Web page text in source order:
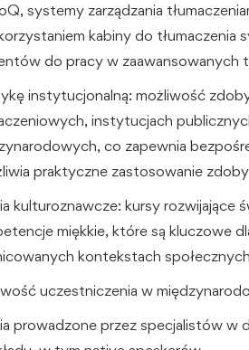
systemy zarządzania
kabiny do
do pracy w zaawansowanych
instytucjonalną: możliwość
instytucjach
co zapewnia
praktyczne zastosowanie
kulturoznawcze: kursy rozwijające
miękkie, które są kluczowe
kontekstach
uczestniczenia w
prowadzone przez specjalistów w